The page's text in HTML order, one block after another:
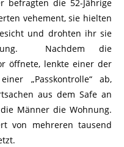
befragten die 52-Jährige
vehement, sie hielten
und drohten ihr sie
Nachdem die
öffnete, lenkte einer der
„Passkontrolle“ ab,
aus dem Safe an
Männer die Wohnung.
von mehreren tausend